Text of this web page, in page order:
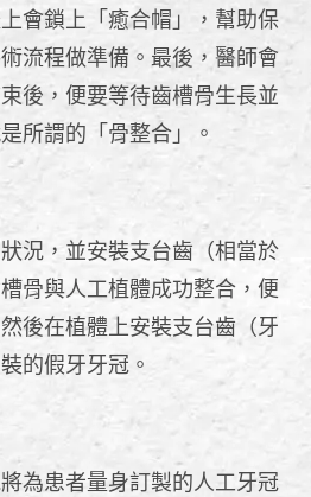
會鎖上「癒合帽」，幫助保
流程做準備。最後，醫師會
後，便要等待齒槽骨生長並
所謂的「骨整合」。
況，並安裝支台齒（相當於
骨與人工植體成功整合，便
後在植體上安裝支台齒（牙
的假牙牙冠。
為患者量身訂製的人工牙冠